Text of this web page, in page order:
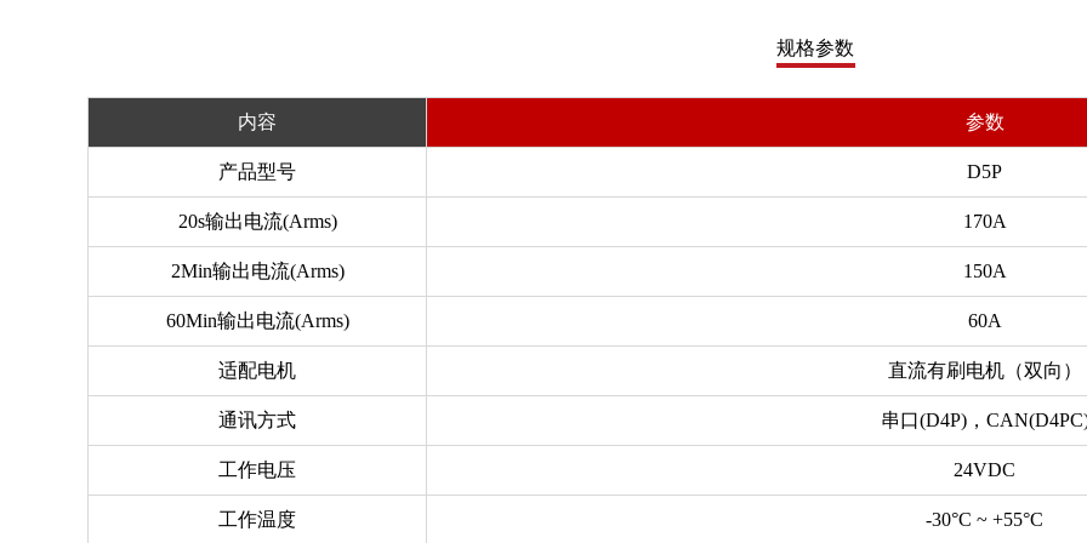
规格参数
内容 参数
产品型号 D5P
20s输出电流(Arms) 170A
2Min输出电流(Arms) 150A
60Min输出电流(Arms) 60A
适配电机 直流有刷电机（双向）
通讯方式 串口(D4P)，
工作电压 24VDC
工作温度 -30°C ~ +55°C